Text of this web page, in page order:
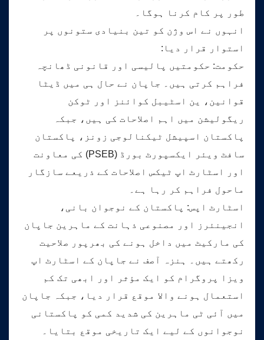
طور پر کام کرنا ہوگا۔
انہوں نے اس وژن کو تین بنیادی ستونوں پر
استوار قرار دیا:
حکومت: حکومتیں پالیسی اور قانونی ڈھانچہ
فراہم کرتی ہیں۔ جاپان نے حال ہی میں ڈیٹا
قوانین، ین اسٹیبل کوائنز اور ٹوکن
ریگولیشن میں اہم اصلاحات کی ہیں، جبکہ
پاکستان اسپیشل ٹیکنالوجی زونز، پاکستان
سافٹ ویئر ایکسپورٹ بورڈ (PSEB) کی معاونت
اور اسٹارٹ اپ ٹیکس اصلاحات کے ذریعے سازگار
ماحول فراہم کر رہا ہے۔
اسٹارٹ اپس: پاکستان کے نوجوان بانی،
انجینئرز اور مصنوعی ذہانت کے ماہرین جاپان
کی مارکیٹ میں داخل ہونے کی بھرپور صلاحیت
رکھتے ہیں۔ ہنزہ آصف نے جاپان کے اسٹارٹ اپ
ویزا پروگرام کو ایک مؤثر اور ابھی تک کم
استعمال ہونے والا موقع قرار دیا، جبکہ جاپان
میں آئی ٹی ماہرین کی شدید کمی کو پاکستانی
نوجوانوں کے لیے ایک تاریخی موقع بتایا۔